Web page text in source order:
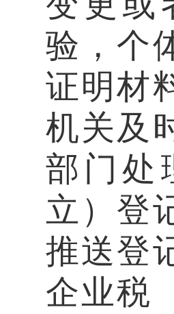
验，个
证明材
机关及
部门处
立）登
推送登
企业税